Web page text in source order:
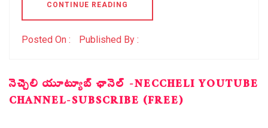
CONTINUE READING
Posted On : Published By :
నెచ్చెలి యూట్యూబ్ ఛానెల్ -NECCHELI YOUTUBE
CHANNEL-SUBSCRIBE (FREE)